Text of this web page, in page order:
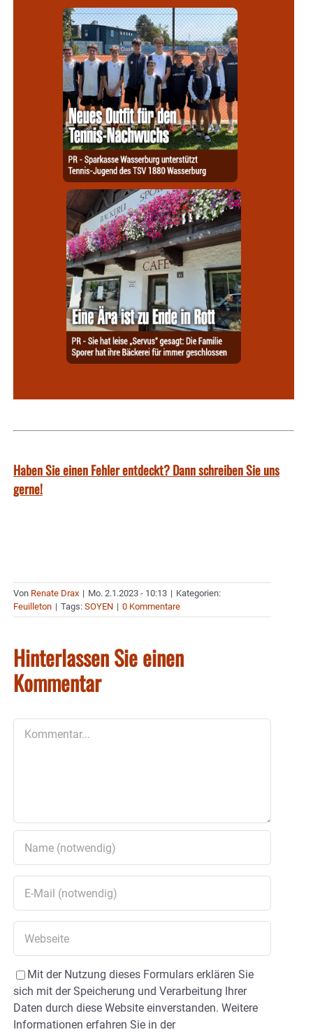
Haben Sie einen Fehler entdeckt? Dann schreiben Sie uns
gerne!
Von Renate Drax | Mo. 2.1.2023 - 10:13 | Kategorien:
Feuilleton | Tags: SOYEN | 0 Kommentare
Hinterlassen Sie einen
Kommentar
Mit der Nutzung dieses Formulars erklären Sie
sich mit der Speicherung und Verarbeitung Ihrer
Daten durch diese Website einverstanden. Weitere
Informationen erfahren Sie in der